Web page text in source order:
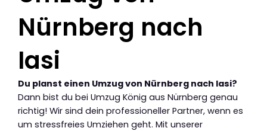
Nürnberg nach
Iasi
Du planst einen Umzug von Nürnberg nach Iasi?
Dann bist du bei Umzug König aus Nürnberg genau
richtig! Wir sind dein professioneller Partner, wenn es
um stressfreies Umziehen geht. Mit unserer